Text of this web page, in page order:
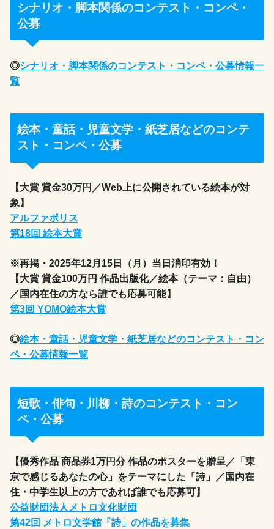
シナリオ・脚本関係のコンテスト・コンペ・
公募
◎シナリオ・脚本関係のコンテスト・コンペ・公募情報一
覧
絵本・童話・児童文学・紙芝居などのコンテ
スト・コンペ・公募
【大賞 賞金30万円／Web上に公開されている絵本が対
象】
アルファポリス
第18回 絵本大賞
※再掲・2025年12月15日（月）当日消印有効！
【大賞 賞金100万円 作品出版化／絵本（テーマ：自由）
／国内在住の方なら誰でも応募可能】
第3回 YOMO絵本大賞
◎絵本・童話・児童文学・紙芝居などのコンテスト・コン
ペ・公募情報一覧
短歌・俳句・川柳・詩のコンテスト・コン
ペ・公募
【優秀作品 商品券1万円分 作品のポスターを贈呈／「東
京で感じるあなたの心」をテーマにした「詩」／国内在
住・中学生以上の方であれば誰でも応募可】
公益財団法人メトロ文化財団
第42回 メトロ文学館「詩」の作品を募集